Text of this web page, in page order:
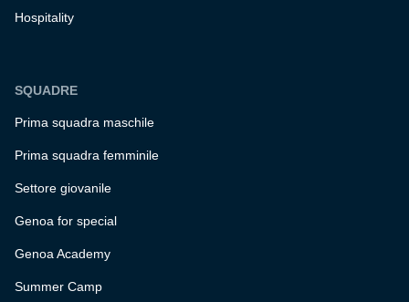
Hospitality
SQUADRE
Prima squadra maschile
Prima squadra femminile
Settore giovanile
Genoa for special
Genoa Academy
Summer Camp